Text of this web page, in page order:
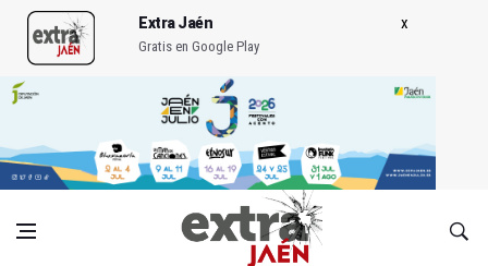
Extra Jaén
Gratis en Google Play